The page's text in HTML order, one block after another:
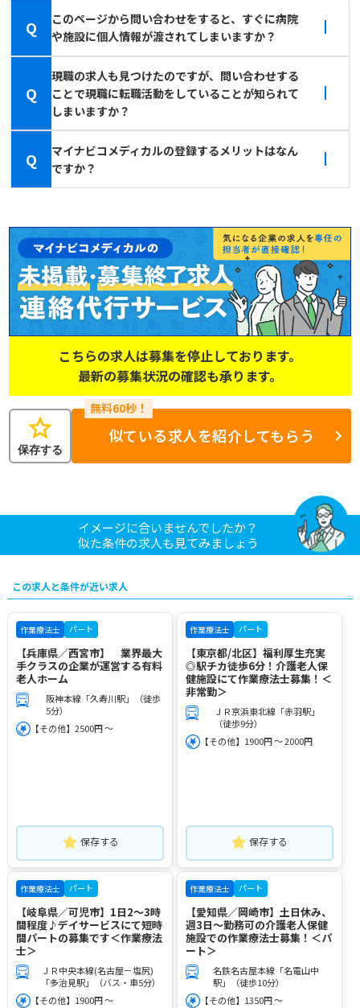
Q
このページから問い合わせをすると、すぐに病院
や施設に個人情報が渡されてしまいますか？
Q
現職の求人も見つけたのですが、問い合わせする
ことで現職に転職活動をしていることが知られて
しまいますか？
Q
マイナビコメディカルの登録するメリットはなん
ですか？
こちらの求人は募集を停止しております。
最新の募集状況の確認も承ります。
star
保存する
似ている求人を紹介してもらう
イメージに合いませんでしたか？
似た条件の求人も見てみましょう
この求人と条件が近い求人
作業療法士 パート
【兵庫県／西宮市】 業界最大
手クラスの企業が運営する有料
老人ホーム
阪神本線「久寿川駅」（徒歩
5分）
【その他】2500円 ～
保存する
作業療法士 パート
【東京都/北区】福利厚生充実
◎駅チカ徒歩6分！介護老人保
健施設にて作業療法士募集！＜
非常勤＞
ＪＲ京浜東北線「赤羽駅」
（徒歩9分）
【その他】1900円 ～ 2000円
保存する
作業療法士 パート
【岐阜県／可児市】1日2～3時
間程度♪デイサービスにて短時
間パートの募集です＜作業療法
士＞
ＪＲ中央本線(名古屋－塩尻)
「多治見駅」（バス・車5分）
【その他】1900円 ～
作業療法士 パート
【愛知県／岡崎市】土日休み、
週3日～勤務可の介護老人保健
施設での作業療法士募集！＜パ
ート＞
名鉄名古屋本線「名電山中
駅」（徒歩10分）
【その他】1350円 ～